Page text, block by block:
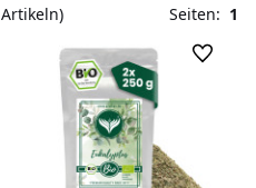
Artikeln) Seiten: 1